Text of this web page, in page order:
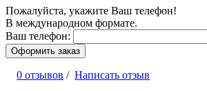
Пожалуйста, укажите Ваш телефон!
В международном формате.
Ваш телефон:
Оформить заказ
0 отзывов / Написать отзыв